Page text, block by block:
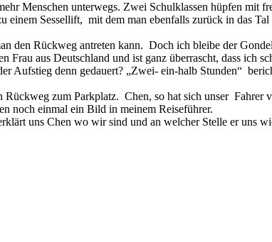
Menschen unterwegs. Zwei Schulklassen hüpfen mit
einem Sessellift, mit dem man ebenfalls zurück in das
den Rückweg antreten kann. Doch ich bleibe der
aus Deutschland und ist ganz überrascht, dass ich
denn gedauert? „Zwei- ein-halb Stunden“
zum Parkplatz. Chen, so hat sich unser Fahrer
noch einmal ein Bild in meinem Reiseführer.
uns Chen wo wir sind und an welcher Stelle er uns